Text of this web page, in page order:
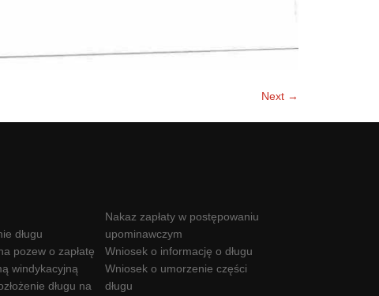
Next →
długu
pozew o zapłatę
windykacyjną
długu na
Nakaz zapłaty w postępowaniu
upominawczym
Wniosek o informację o długu
Wniosek o umorzenie części
długu